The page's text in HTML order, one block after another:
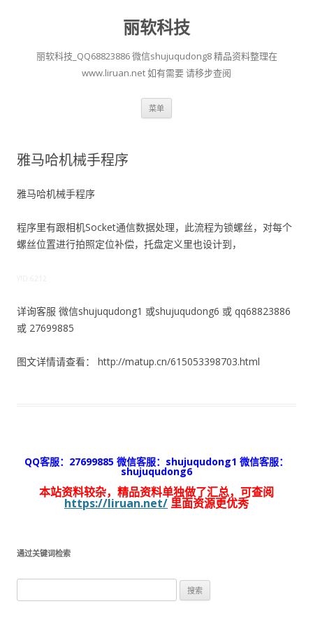
丽软科技
丽软科技_QQ68823886 微信shujuqudong8 精品资料整理在
www.liruan.net 如有需要 请移步查阅
菜单
雅马哈机械手程序
雅马哈机械手程序
程序里有跟相机Socket通信数据处理，此流程为锁螺丝，对每个
螺丝位置进行拍照定位补偿，托盘定义里也设计到，
YID:6212
详询客服 微信shujuqudong1 或shujuqudong6 或 qq68823886
或 27699885
图文详情请查看： http://matup.cn/615053398703.html
QQ客服：27699885 微信客服：shujuqudong1 微信客服：
shujuqudong6
本站资料较杂，精品资料单独做了汇总，可查阅
https://liruan.net/ 里面资源更优秀
通过关键词检索
索：